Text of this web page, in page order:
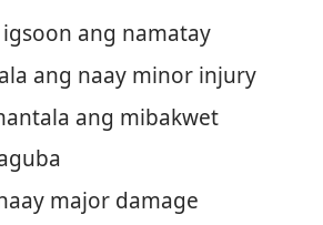
ang namatay
ang naay minor injury
ang mibakwet
major damage